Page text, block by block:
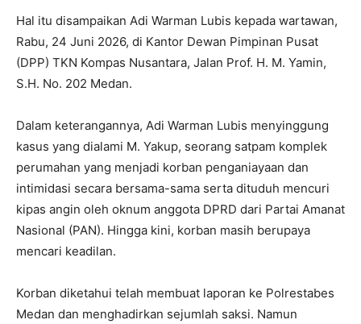
Hal itu disampaikan Adi Warman Lubis kepada wartawan,
Rabu, 24 Juni 2026, di Kantor Dewan Pimpinan Pusat
(DPP) TKN Kompas Nusantara, Jalan Prof. H. M. Yamin,
S.H. No. 202 Medan.
Dalam keterangannya, Adi Warman Lubis menyinggung
kasus yang dialami M. Yakup, seorang satpam komplek
perumahan yang menjadi korban penganiayaan dan
intimidasi secara bersama-sama serta dituduh mencuri
kipas angin oleh oknum anggota DPRD dari Partai Amanat
Nasional (PAN). Hingga kini, korban masih berupaya
mencari keadilan.
Korban diketahui telah membuat laporan ke Polrestabes
Medan dan menghadirkan sejumlah saksi. Namun